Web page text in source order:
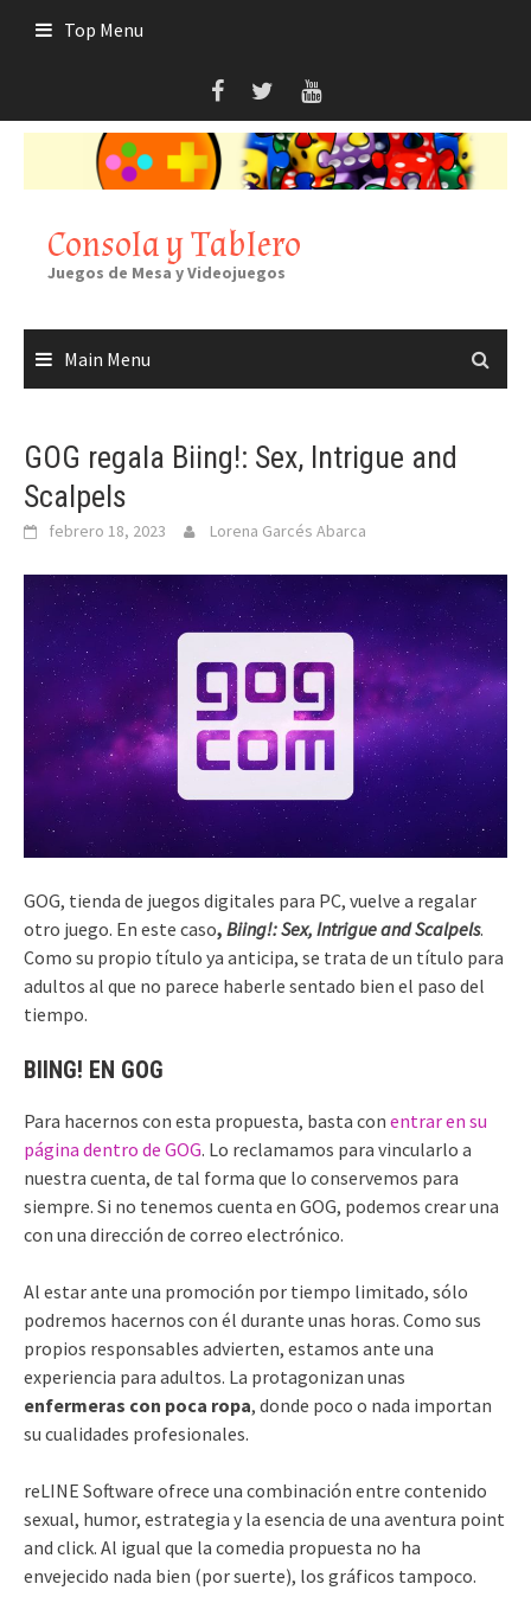
Top Menu
Consola y Tablero
Juegos de Mesa y Videojuegos
Main Menu
GOG regala Biing!: Sex, Intrigue and
Scalpels
febrero 18, 2023 Lorena Garcés Abarca
GOG, tienda de juegos digitales para PC, vuelve a regalar
otro juego. En este caso, Biing!: Sex, Intrigue and Scalpels.
Como su propio título ya anticipa, se trata de un título para
adultos al que no parece haberle sentado bien el paso del
tiempo.
BIING! EN GOG
Para hacernos con esta propuesta, basta con entrar en su
página dentro de GOG. Lo reclamamos para vincularlo a
nuestra cuenta, de tal forma que lo conservemos para
siempre. Si no tenemos cuenta en GOG, podemos crear una
con una dirección de correo electrónico.
Al estar ante una promoción por tiempo limitado, sólo
podremos hacernos con él durante unas horas. Como sus
propios responsables advierten, estamos ante una
experiencia para adultos. La protagonizan unas
enfermeras con poca ropa, donde poco o nada importan
su cualidades profesionales.
reLINE Software ofrece una combinación entre contenido
sexual, humor, estrategia y la esencia de una aventura point
and click. Al igual que la comedia propuesta no ha
envejecido nada bien (por suerte), los gráficos tampoco.